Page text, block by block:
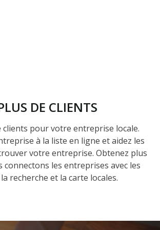
DE CLIENTS
clients pour votre entreprise locale.
à la liste en ligne et aidez les
votre entreprise. Obtenez plus
connectons les entreprises avec les
recherche et la carte locales.